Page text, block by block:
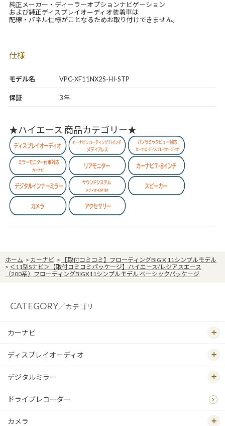
モデル名 VPC-XF11NX2S-HI-STP
純正メーカー・ディーラーオプションナビゲーション
および純正ディスプレイオーディオ装着車は
配線・パネル仕様がことなるためお取り付けできません。
仕様
保証 3年
★ハイエース 商品カテゴリー★
ホーム > カーナビ >
【取付コミコミ】フローティングBIG X 11シンプルモデル
> ＜11型Sナビ＞【取付コミコミパッケージ】ハイエース/レジアスエース
（200系）フローティングBIGX11シンプルモデル ベーシックパッケージ
CATEGORY／カテゴリ
カーナビ
ディスプレイオーディオ
デジタルミラー
ドライブレコーダー
カメラ